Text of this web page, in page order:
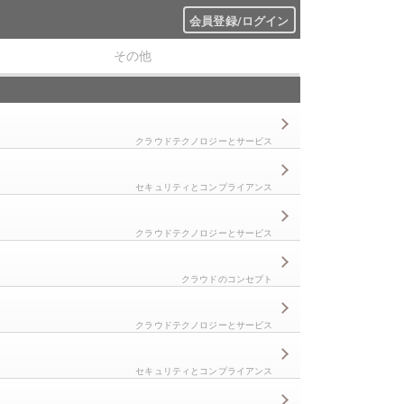
会員登録/ログイン
その他
クラウドテクノロジーとサービス
セキュリティとコンプライアンス
クラウドテクノロジーとサービス
クラウドのコンセプト
クラウドテクノロジーとサービス
セキュリティとコンプライアンス